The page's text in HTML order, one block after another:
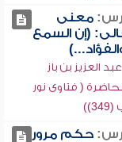
معنى
(إن السمع
عبد العزيز بن باز
( فتاوى نور
حكم مرور